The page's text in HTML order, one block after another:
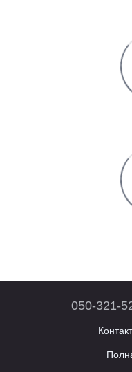
050-321-